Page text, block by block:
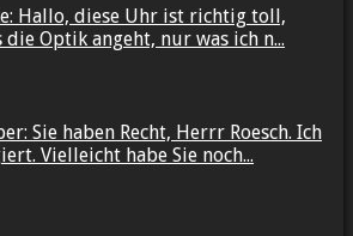
Hallo, diese Uhr ist richtig toll,
Optik angeht, nur was ich n...
Sie haben Recht, Herrr Roesch. Ich
Vielleicht habe Sie noch...